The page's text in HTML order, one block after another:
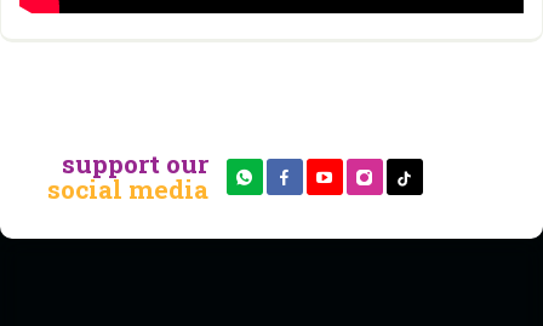
support our
social media